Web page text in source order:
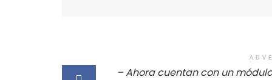
– Ahora cuentan con un